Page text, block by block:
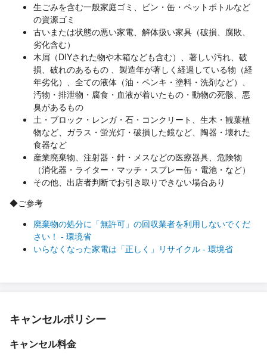
生ごみを含む一般家庭ゴミ、ビン・缶・ペットボトルなど
の資源ゴミ
古いまたは状態の悪い家電、解体扱い家具（破損、腐敗、
劣化含む）
木屑（DIYされた物や木箱なども含む）、著しい汚れ、破
損、破れのあるもの 、製造年が著しく経過している物（経
年劣化）、全ての液体（油・ペンキ・塗料・洗剤など）、
汚物・排泄物・腐食・血液が着いたもの・動物の死骸、悪
臭があるもの
土・ブロック・レンガ・石・コンクリート、生木・観葉植
物など、ガラス・蛍光灯・破損した鏡など、陶器・壊れた
食器など
産業廃棄物、注射器・針・メスなどの医療器具、危険物
（消化器・ライター・マッチ・スプレー缶・電池・など）
その他、出店者判断でお引き取りできない場合あり
◆ご参考
廃棄物の処分に「無許可」の回収業者を利用しないでくだ
さい！ - 環境省
いらなくなった家電は「正しく」リサイクル - 環境省
キャンセルポリシー
キャンセル料金